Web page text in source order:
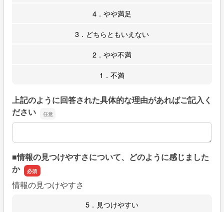
4．やや満足
3．どちらともいえない
2．やや不満
1．不満
上記のように回答された具体的な理由があればご記入く
ださい
上記のように回答された具体的な理由があればご記入くだ
■情報の見つけやすさについて、どのように感じました
か
情報の見つけやすさ
5．見つけやすい